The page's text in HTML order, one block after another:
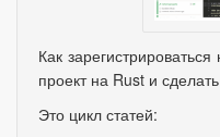
Как
проект на Rust и
Это цикл статей: